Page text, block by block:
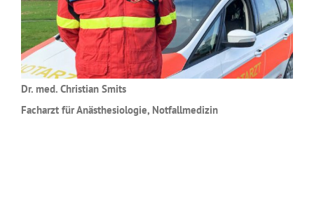
Dr. med. Christian Smits
Facharzt für Anästhesiologie, Notfallmedizin